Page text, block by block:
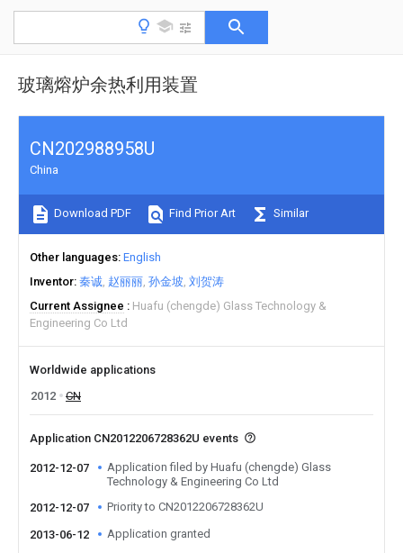
玻璃熔炉余热利用装置
CN202988958U
China
Download PDF Find Prior Art Similar
Other languages English
Inventor 秦诚 赵丽丽 孙金坡 刘贺涛
Current Assignee
Huafu (chengde) Glass Technology &
Engineering Co Ltd
Worldwide applications
2012
CN
Application CN2012206728362U events
2012-12-07
Application filed by Huafu (chengde) Glass
Technology & Engineering Co Ltd
2012-12-07
Priority to CN2012206728362U
2013-06-12 Application granted